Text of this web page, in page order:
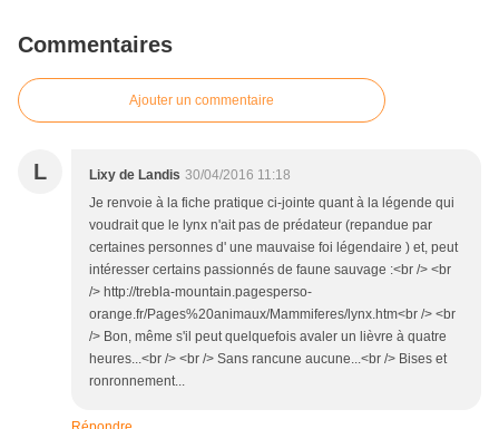
Commentaires
Ajouter un commentaire
L Lixy de Landis 30/04/2016 11:18
Je renvoie à la fiche pratique ci-jointe quant à la légende qui
voudrait que le lynx n'ait pas de prédateur (repandue par
certaines personnes d' une mauvaise foi légendaire ) et, peut
intéresser certains passionnés de faune sauvage :<br /> <br
/> http://trebla-mountain.pagesperso-
orange.fr/Pages%20animaux/Mammiferes/lynx.htm<br /> <br
/> Bon, même s'il peut quelquefois avaler un lièvre à quatre
heures...<br /> <br /> Sans rancune aucune...<br /> Bises et
ronronnement...